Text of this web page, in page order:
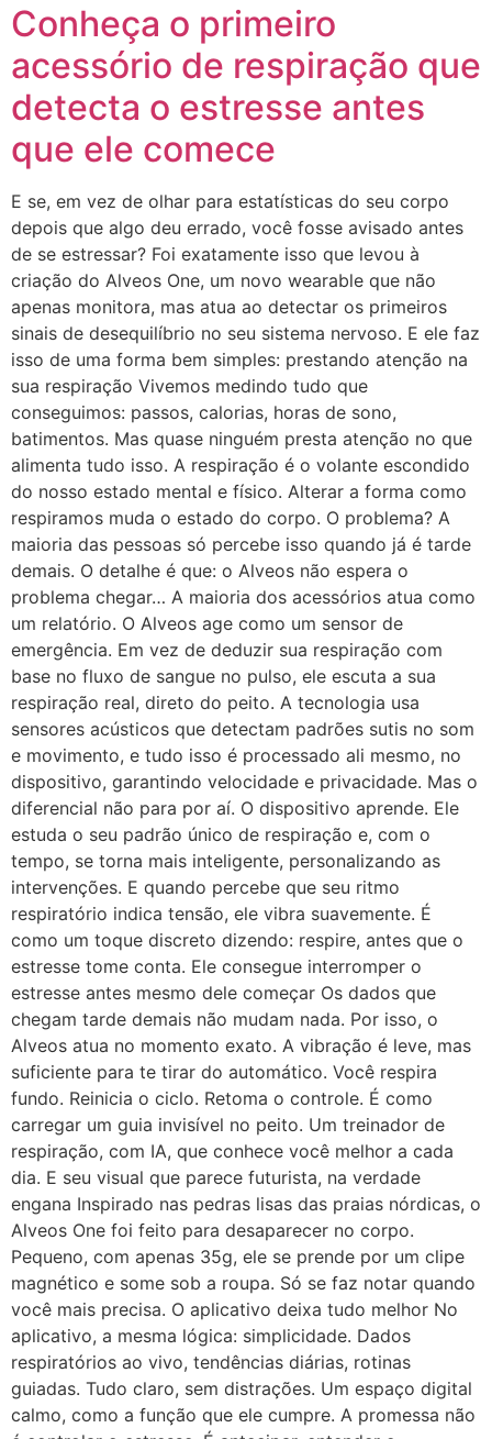
Conheça o primeiro
acessório de respiração que
detecta o estresse antes
que ele comece
E se, em vez de olhar para estatísticas do seu corpo
depois que algo deu errado, você fosse avisado antes
de se estressar? Foi exatamente isso que levou à
criação do Alveos One, um novo wearable que não
apenas monitora, mas atua ao detectar os primeiros
sinais de desequilíbrio no seu sistema nervoso. E ele faz
isso de uma forma bem simples: prestando atenção na
sua respiração Vivemos medindo tudo que
conseguimos: passos, calorias, horas de sono,
batimentos. Mas quase ninguém presta atenção no que
alimenta tudo isso. A respiração é o volante escondido
do nosso estado mental e físico. Alterar a forma como
respiramos muda o estado do corpo. O problema? A
maioria das pessoas só percebe isso quando já é tarde
demais. O detalhe é que: o Alveos não espera o
problema chegar… A maioria dos acessórios atua como
um relatório. O Alveos age como um sensor de
emergência. Em vez de deduzir sua respiração com
base no fluxo de sangue no pulso, ele escuta a sua
respiração real, direto do peito. A tecnologia usa
sensores acústicos que detectam padrões sutis no som
e movimento, e tudo isso é processado ali mesmo, no
dispositivo, garantindo velocidade e privacidade. Mas o
diferencial não para por aí. O dispositivo aprende. Ele
estuda o seu padrão único de respiração e, com o
tempo, se torna mais inteligente, personalizando as
intervenções. E quando percebe que seu ritmo
respiratório indica tensão, ele vibra suavemente. É
como um toque discreto dizendo: respire, antes que o
estresse tome conta. Ele consegue interromper o
estresse antes mesmo dele começar Os dados que
chegam tarde demais não mudam nada. Por isso, o
Alveos atua no momento exato. A vibração é leve, mas
suficiente para te tirar do automático. Você respira
fundo. Reinicia o ciclo. Retoma o controle. É como
carregar um guia invisível no peito. Um treinador de
respiração, com IA, que conhece você melhor a cada
dia. E seu visual que parece futurista, na verdade
engana Inspirado nas pedras lisas das praias nórdicas, o
Alveos One foi feito para desaparecer no corpo.
Pequeno, com apenas 35g, ele se prende por um clipe
magnético e some sob a roupa. Só se faz notar quando
você mais precisa. O aplicativo deixa tudo melhor No
aplicativo, a mesma lógica: simplicidade. Dados
respiratórios ao vivo, tendências diárias, rotinas
guiadas. Tudo claro, sem distrações. Um espaço digital
calmo, como a função que ele cumpre. A promessa não